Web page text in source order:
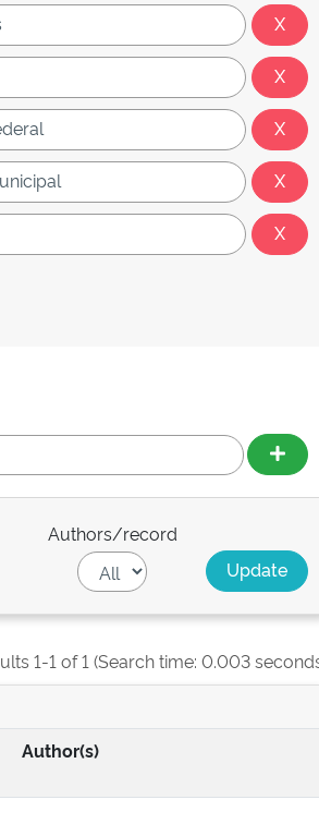
Authors/record
1-1 of 1 (Search time: 0.003
Author(s)